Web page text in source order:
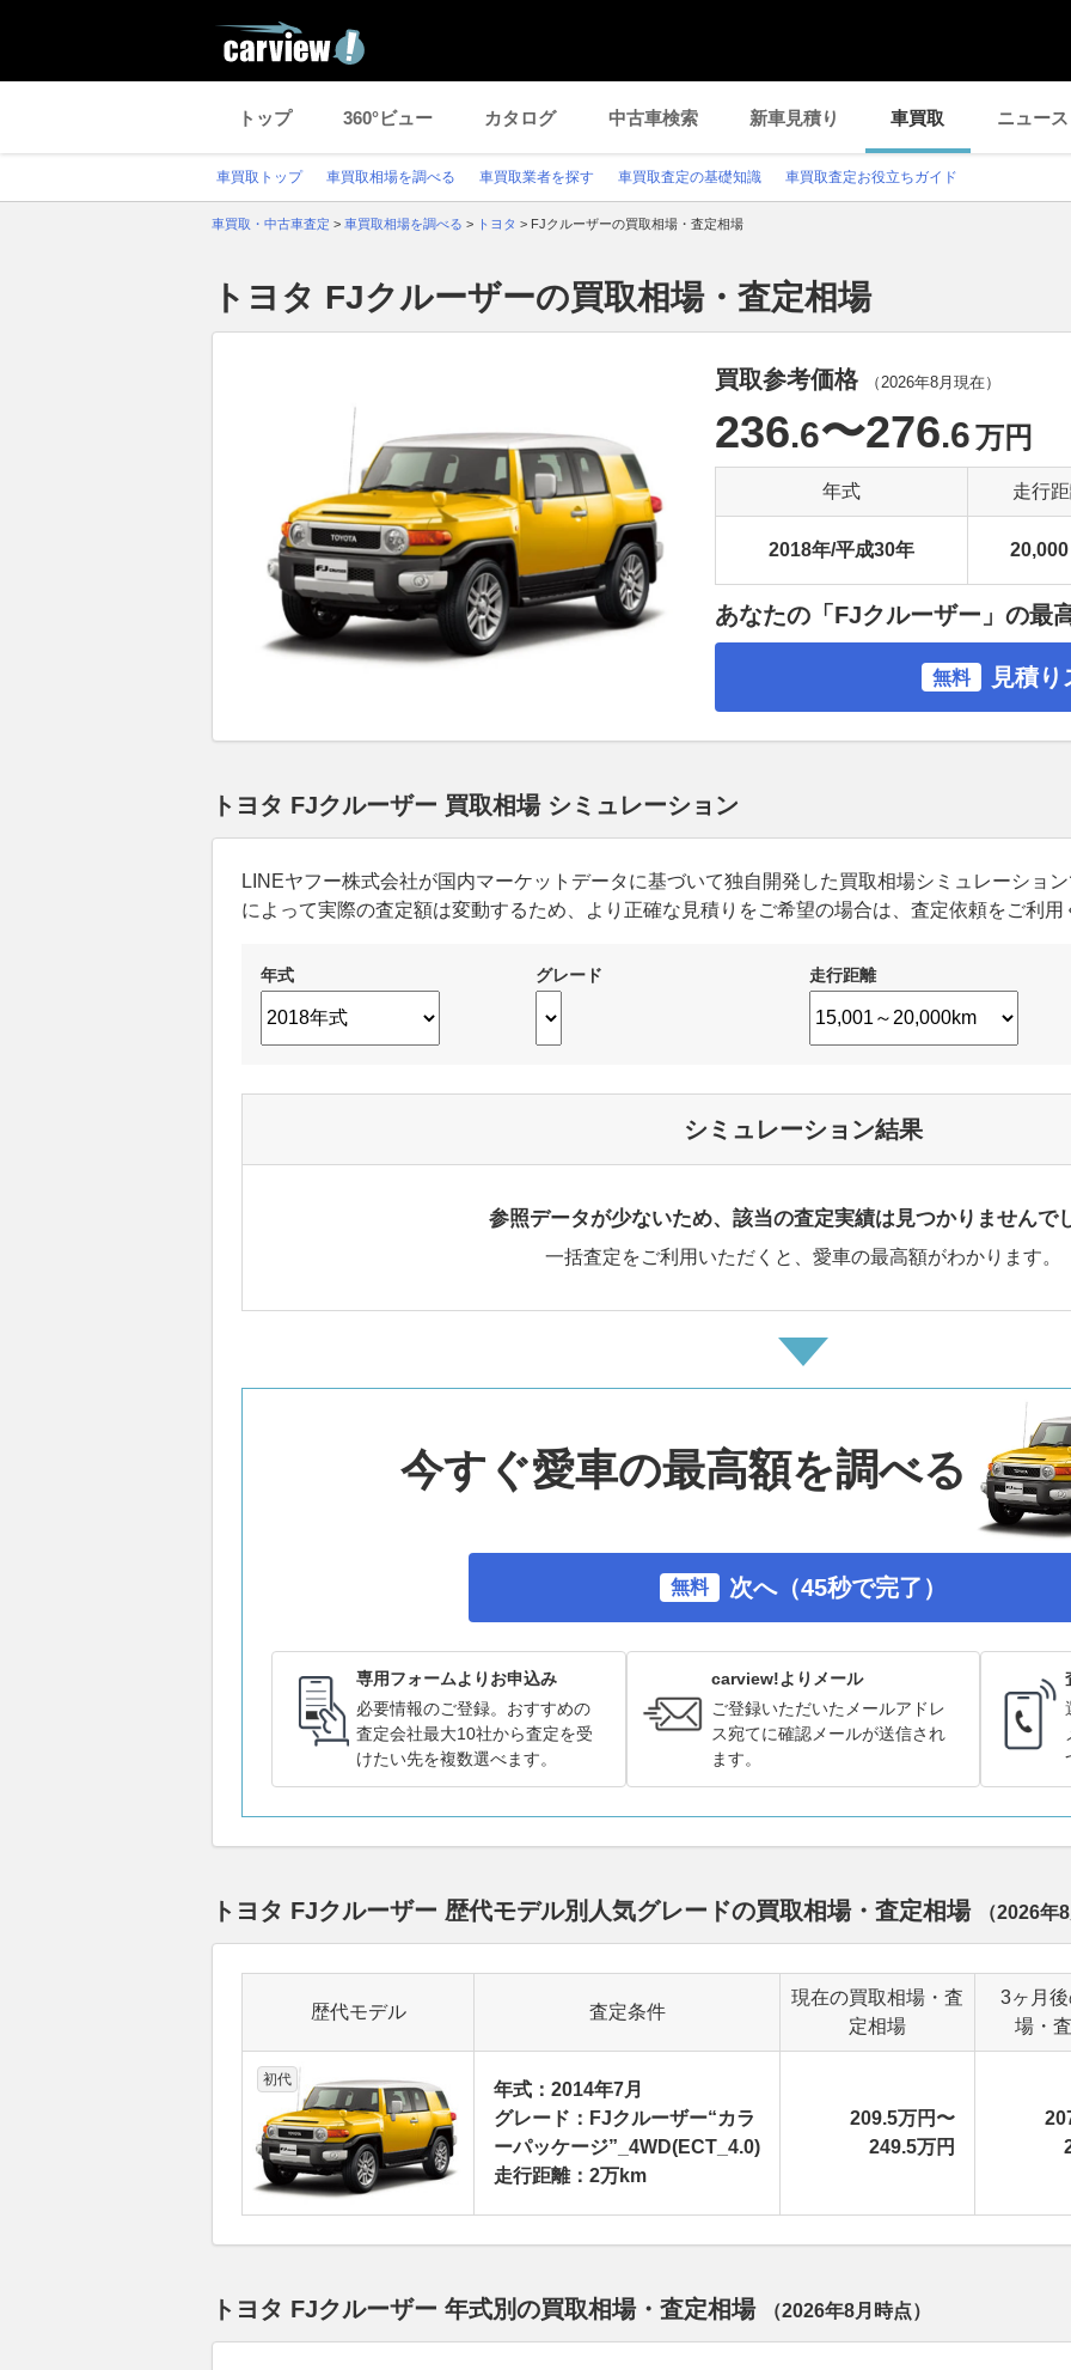
トップ 360°ビュー カタログ 中古車検索 新車見積り 車買取 ニュース
車買取トップ 車買取相場を調べる 車買取業者を探す 車買取査定の基礎知識 車買取査定お役立ちガイド
車買取・中古車査定 > 車買取相場を調べる > トヨタ > FJクルーザーの買取相場・査定相場
トヨタ FJクルーザーの買取相場・査定相場
買取参考価格 （2026年8月 現在）
236.6〜276.6万円
年式 走行
2018年/平成30年 20,000
あなたの「FJクルーザー」の最
無料 見積
トヨタ FJクルーザー 買取相場 シミュレーション
LINEヤフー株式会社が国内マーケットデータに基づいて独自開発した買取相場シミュレーショ
によって実際の査定額は変動するため、より正確な見積りをご希望の場合は、査定依頼をご利用
年式 グレード 走行距離
シミュレーション結果
参照データが少ないため、該当の査定実績は見つかりませんで
一括査定をご利用いただくと、愛車の最高額がわかります。
今すぐ愛車の最高額を調べる
無料 次へ（45秒で完了）
専用フォームよりお申込み
必要情報のご登録。おすすめの
査定会社最大10社から査定を受
けたい先を複数選べます。
carview!よりメール
ご登録いただいたメールアドレ
ス宛てに確認メールが送信され
ます。
トヨタ FJクルーザー 歴代モデル別人気グレードの買取相場・査定相場 （2026年
歴代モデル 査定条件
現在の買取相場・査
定相場
3ヶ月
場・
初代
年式：2014年7月
グレード：FJクルーザー“カラ
ーパッケージ”_4WD(ECT_4.0)
走行距離：2万km
209.5万円〜
249.5万円
トヨタ FJクルーザー 年式別の買取相場・査定相場 （2026年8月 時点）